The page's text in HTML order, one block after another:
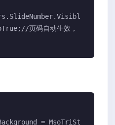
页码自动生效，
= MsoTriSt